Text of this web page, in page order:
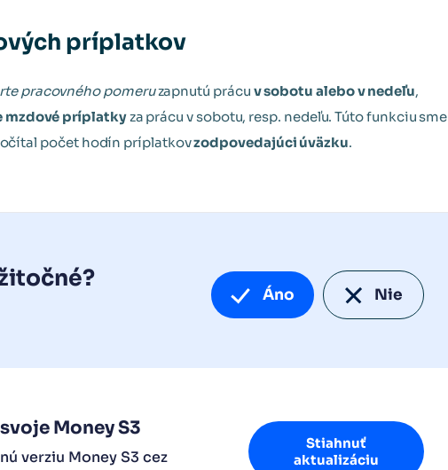
príplatkov
pracovného pomeruzapnutú prácu v sobotu alebo v nedeľu,
mzdové príplatkyza prácu v sobotu, resp. nedeľu. Túto funkciu sme
počet hodín príplatkovzodpovedajúci úväzku.
Áno Nie
Money S3
verziu Money S3 cez
Stiahnuť
aktualizáciu